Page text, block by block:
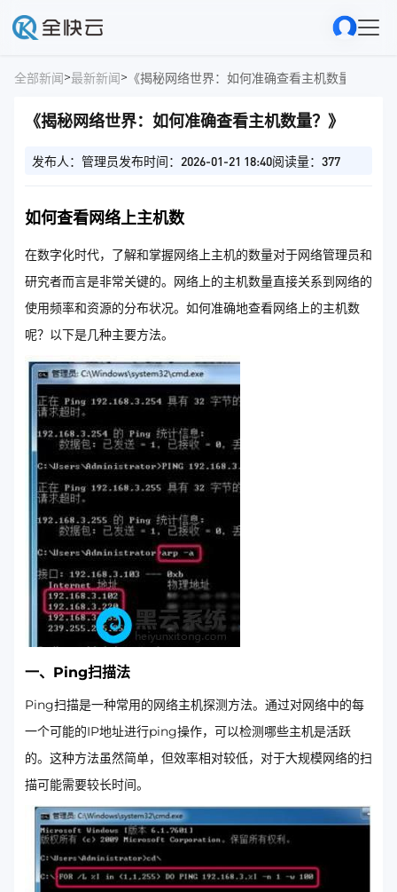
全部新闻>最新新闻> 《揭秘网络世界：如何准确查看主机数量？》
《揭秘网络世界：如何准确查看主机数量？》
发布人：管理员发布时间：2026-01-21 18:40阅读量：377
如何查看网络上主机数
在数字化时代，了解和掌握网络上主机的数量对于网络管理员和
研究者而言是非常关键的。网络上的主机数量直接关系到网络的
使用频率和资源的分布状况。如何准确地查看网络上的主机数
呢？以下是几种主要方法。
一、Ping扫描法
Ping扫描是一种常用的网络主机探测方法。通过对网络中的每
一个可能的IP地址进行ping操作，可以检测哪些主机是活跃
的。这种方法虽然简单，但效率相对较低，对于大规模网络的扫
描可能需要较长时间。